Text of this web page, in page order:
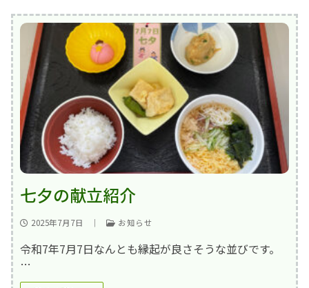
七夕の献立紹介
2025年7月7日 ｜ お知らせ
令和7年7月7日なんとも縁起が良さそうな並びです。
…